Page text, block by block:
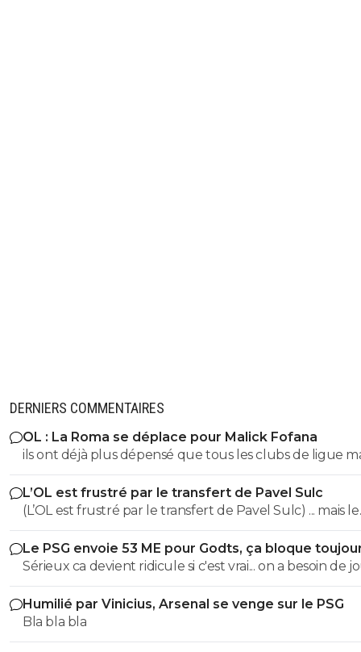
DERNIERS COMMENTAIRES
OL : La Roma se déplace pour Malick Fofana
ils ont déjà plus dépensé que tous les clubs de ligue
réunis hors quatar.. ils veulent juste profitez au
des clubs qui sont beaucoup plus mal lotis qu'eux
du plus fort tout simplement..
L’OL est frustré par le transfert de Pavel Sulc
(L’OL est frustré par le transfert de Pavel Sulc) ... mais le
public aussi commence a être frustré ... la vente de ces
"excellents" joueurs dont fait partie Pavel Sulc ... pour
récupérer quoi ? qui? À un moment donné il faudra
arriver a construire dans le long terme... et avec ,
avec , une équipe régulière ça finira par payer, mais là pour
l'instant, ???
Le PSG envoie 53 ME pour Godts, ça bloque
Sérieux ca devient ridicule si c'est vrai... on a besoin de
pour la supercoupe ! sérieux a 5 ou 7M€ pres, go !!
Humilié par Vinicius, Arsenal se venge sur le PSG
Bla bla bla